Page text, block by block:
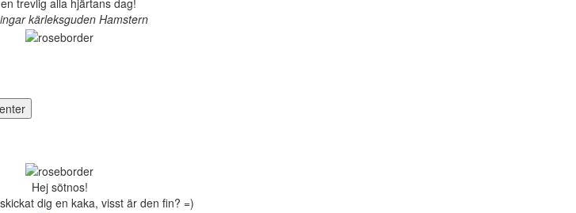
trevlig alla hjärtans dag!
kärleksguden Hamstern
Hej sötnos!
dig en kaka, visst är den fin? =)